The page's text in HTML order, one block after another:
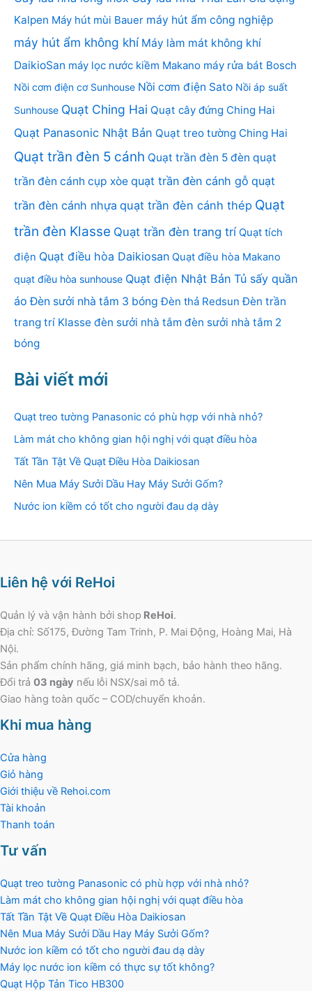
Kalpen Máy hút mùi Bauer máy hút ẩm công nghiệp
máy hút ẩm không khí Máy làm mát không khí
DaikioSan máy lọc nước kiềm Makano máy rửa bát Bosch
Nồi cơm điện cơ Sunhouse Nồi cơm điện Sato Nồi áp suất
Sunhouse Quạt Ching Hai Quạt cây đứng Ching Hai
Quạt Panasonic Nhật Bản Quạt treo tường Ching Hai
Quạt trần đèn 5 cánh Quạt trần đèn 5 đèn quạt
trần đèn cánh cụp xòe quạt trần đèn cánh gỗ quạt
trần đèn cánh nhựa quạt trần đèn cánh thép Quạt
trần đèn Klasse Quạt trần đèn trang trí Quạt tích
điện Quạt điều hòa Daikiosan Quạt điều hòa Makano
quạt điều hòa sunhouse Quạt điện Nhật Bản Tủ sấy quần
áo Đèn sưởi nhà tắm 3 bóng Đèn thả Redsun Đèn trần
trang trí Klasse đèn sưởi nhà tắm đèn sưởi nhà tắm 2
bóng
Bài viết mới
Quạt treo tường Panasonic có phù hợp với nhà nhỏ?
Làm mát cho không gian hội nghị với quạt điều hòa
Tất Tần Tật Về Quạt Điều Hòa Daikiosan
Nên Mua Máy Sưởi Dầu Hay Máy Sưởi Gốm?
Nước ion kiềm có tốt cho người đau dạ dày
Liên hệ với ReHoi
Quản lý và vận hành bởi shop ReHoi.
Địa chỉ: Số175, Đường Tam Trinh, P. Mai Động, Hoàng Mai, Hà
Nội.
Sản phẩm chính hãng, giá minh bạch, bảo hành theo hãng.
Đổi trả 03 ngày nếu lỗi NSX/sai mô tả.
Giao hàng toàn quốc – COD/chuyển khoản.
Khi mua hàng
Cửa hàng
Giỏ hàng
Giới thiệu về Rehoi.com
Tài khoản
Thanh toán
Tư vấn
Quạt treo tường Panasonic có phù hợp với nhà nhỏ?
Làm mát cho không gian hội nghị với quạt điều hòa
Tất Tần Tật Về Quạt Điều Hòa Daikiosan
Nên Mua Máy Sưởi Dầu Hay Máy Sưởi Gốm?
Nước ion kiềm có tốt cho người đau dạ dày
Máy lọc nước ion kiềm có thực sự tốt không?
Quạt Hộp Tản Tico HB300